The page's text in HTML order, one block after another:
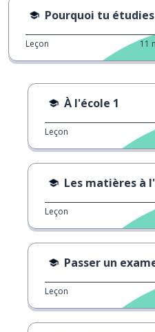
Pourquoi tu étudies
Leçon 11
À l'école 1
Leçon
Les matières à
Leçon
Passer un
Leçon